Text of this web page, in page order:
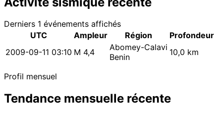
Derniers 1 événements affichés
UTC
Ampleur Région
Profondeur
2009-09-11 03:10 M 4,4
Abomey-Calavi
Benin
10,0 km
Profil mensuel
Tendance mensuelle récente